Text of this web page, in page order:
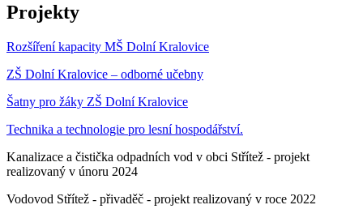
Projekty
Rozšíření kapacity MŠ Dolní Kralovice
ZŠ Dolní Kralovice – odborné učebny
Šatny pro žáky ZŠ Dolní Kralovice
Technika a technologie pro lesní hospodářství.
Kanalizace a čistička odpadních vod v obci Střítež - projekt
realizovaný v únoru 2024
Vodovod Střítež - přivaděč - projekt realizovaný v roce 2022